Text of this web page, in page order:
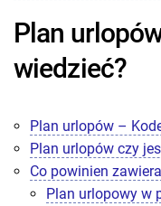
Plan
wiedzieć?
Plan urlopów –
Plan urlopów czy
Co powinien
Plan urlopowy w